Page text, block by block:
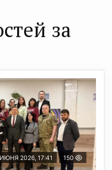
за
2026, 17:41 150